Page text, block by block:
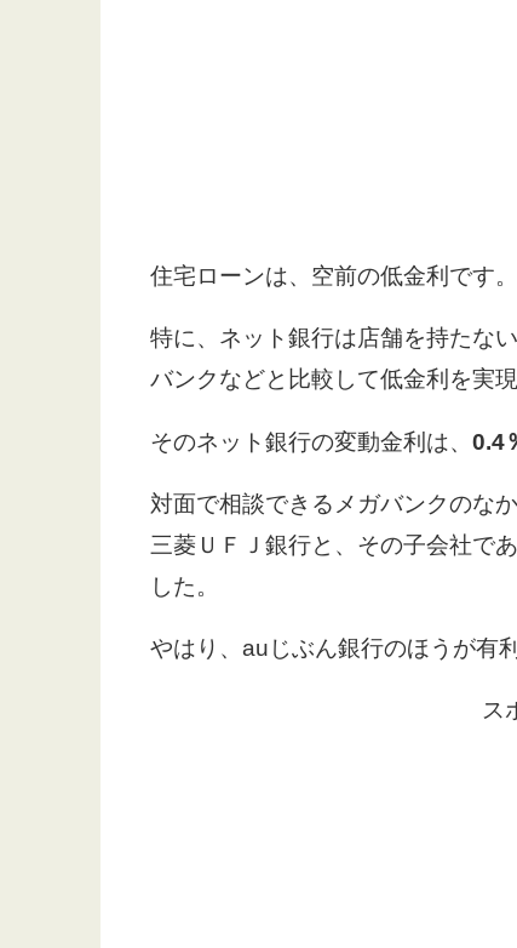
住宅ローンは、空前の低金利です。
特に、ネット銀行は店舗を持たな
バンクなどと比較して低金利を実
そのネット銀行の変動金利は、 0.4
対面で相談できるメガバンクのな
三菱ＵＦＪ銀行と、その子会社で
した。
やはり、auじぶん銀行のほうが有
ス